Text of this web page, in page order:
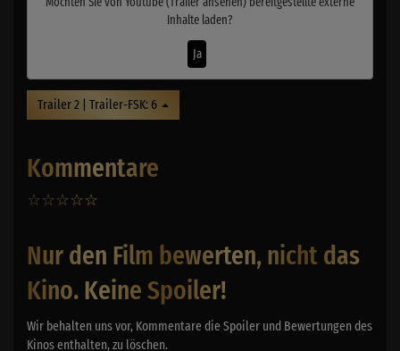
Inhalte laden?
Ja
Trailer 2 | Trailer-FSK: 6
Kommentare
☆☆☆☆☆
Nur den Film bewerten, nicht das
Kino. Keine Spoiler!
Wir behalten uns vor, Kommentare die Spoiler und Bewertungen des
Kinos enthalten, zu löschen.